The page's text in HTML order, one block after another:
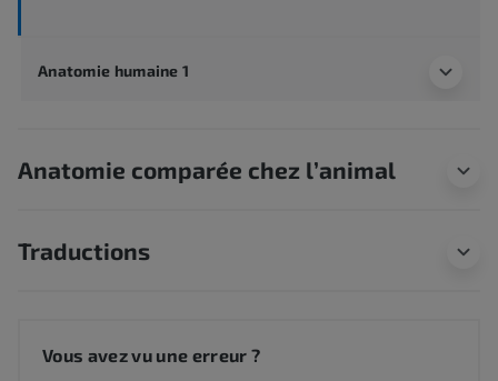
Anatomie humaine 1
Anatomie comparée chez l’animal
Traductions
Vous avez vu une erreur ?